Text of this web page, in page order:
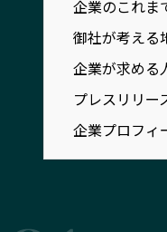
カテゴリから
特集コンテンツ
プレスリリース
MILCプロジェクト
Localist
企業のこれま
御社が考える
企業が求める
プレスリリー
企業プロフィ